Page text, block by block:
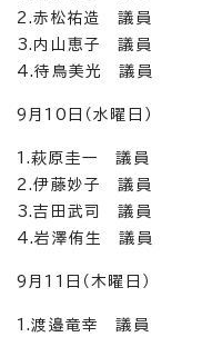
2.赤松祐造 議員
3.内山恵子 議員
4.待鳥美光 議員
9月10日（水曜日）
1.萩原圭一 議員
2.伊藤妙子 議員
3.吉田武司 議員
4.岩澤侑生 議員
9月11日（木曜日）
1.渡邉竜幸 議員